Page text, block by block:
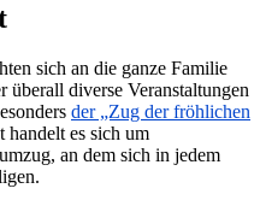
sich an die ganze Familie
überall diverse Veranstaltungen
der „Zug der fröhlichen
handelt es sich um
an dem sich in jedem